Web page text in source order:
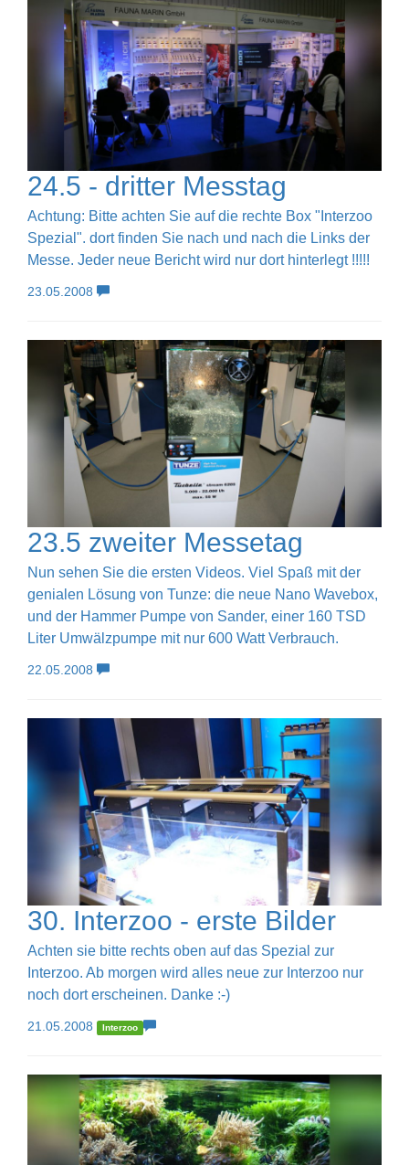
24.5 - dritter Messtag
Achtung: Bitte achten Sie auf die rechte Box "Interzoo
Spezial". dort finden Sie nach und nach die Links der
Messe. Jeder neue Bericht wird nur dort hinterlegt !!!!!
23.05.2008
23.5 zweiter Messetag
Nun sehen Sie die ersten Videos. Viel Spaß mit der
genialen Lösung von Tunze: die neue Nano Wavebox,
und der Hammer Pumpe von Sander, einer 160 TSD
Liter Umwälzpumpe mit nur 600 Watt Verbrauch.
22.05.2008
30. Interzoo - erste Bilder
Achten sie bitte rechts oben auf das Spezial zur
Interzoo. Ab morgen wird alles neue zur Interzoo nur
noch dort erscheinen. Danke :-)
21.05.2008 Interzoo